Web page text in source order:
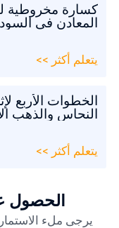
كسارة مخروطية
المعادن في
يتعلم أكثر >>
الخطوات الأربع
النحاس والذهب
يتعلم أكثر >>
الحصول
يرجى ملء